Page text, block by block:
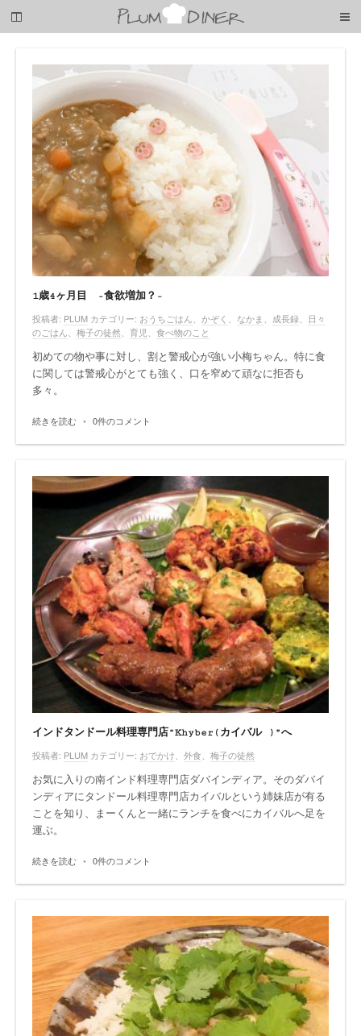
子
1歳4ヶ月目 -食欲増加？-
投稿者: PLUM カテゴリー: おうちごはん かぞく なかま 成長録
日々
のごはん
梅子の徒然 育児 食べ物のこと
初めての物や事に対し、割と警戒心が強い小梅ちゃん。特に食
に関しては警戒心がとても強く、口を窄めて頑なに拒否も
多々。
続きを読む • 0件のコメント
インドタンドール料理専門店“Khyber(カイバル )”へ
投稿者: PLUM カテゴリー: おでかけ 外食 梅子の徒然
お気に入りの南インド料理専門店ダバインディア。そのダバイ
ンディアにタンドール料理専門店カイバルという姉妹店が有る
ことを知り、まーくんと一緒にランチを食べにカイバルへ足を
運ぶ。
続きを読む • 0件のコメント